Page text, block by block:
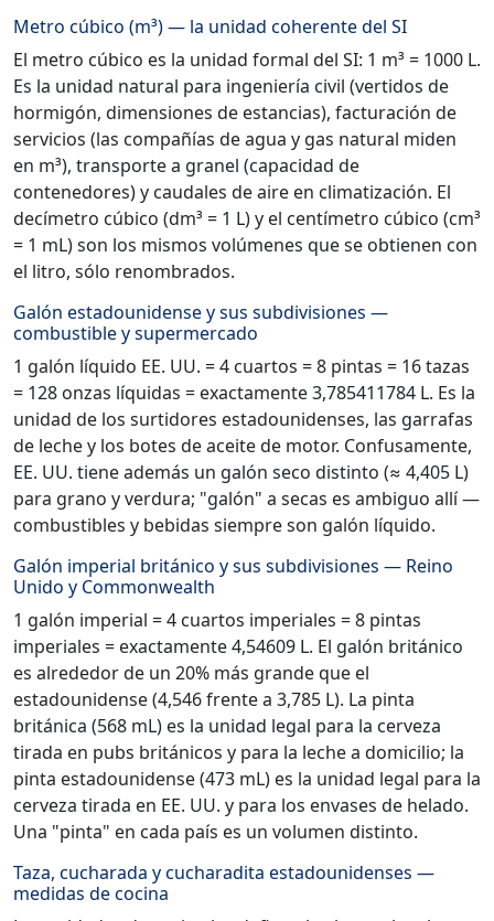
Metro cúbico (m³) — la unidad coherente del SI
El metro cúbico es la unidad formal del SI: 1 m³ = 1000 L.
Es la unidad natural para ingeniería civil (vertidos de
hormigón, dimensiones de estancias), facturación de
servicios (las compañías de agua y gas natural miden
en m³), transporte a granel (capacidad de
contenedores) y caudales de aire en climatización. El
decímetro cúbico (dm³ = 1 L) y el centímetro cúbico (cm³
= 1 mL) son los mismos volúmenes que se obtienen con
el litro, sólo renombrados.
Galón estadounidense y sus subdivisiones —
combustible y supermercado
1 galón líquido EE. UU. = 4 cuartos = 8 pintas = 16 tazas
= 128 onzas líquidas = exactamente 3,785411784 L. Es la
unidad de los surtidores estadounidenses, las garrafas
de leche y los botes de aceite de motor. Confusamente,
EE. UU. tiene además un galón seco distinto (≈ 4,405 L)
para grano y verdura; "galón" a secas es ambiguo allí —
combustibles y bebidas siempre son galón líquido.
Galón imperial británico y sus subdivisiones — Reino
Unido y Commonwealth
1 galón imperial = 4 cuartos imperiales = 8 pintas
imperiales = exactamente 4,54609 L. El galón británico
es alrededor de un 20% más grande que el
estadounidense (4,546 frente a 3,785 L). La pinta
británica (568 mL) es la unidad legal para la cerveza
tirada en pubs británicos y para la leche a domicilio; la
pinta estadounidense (473 mL) es la unidad legal para la
cerveza tirada en EE. UU. y para los envases de helado.
Una "pinta" en cada país es un volumen distinto.
Taza, cucharada y cucharadita estadounidenses —
medidas de cocina